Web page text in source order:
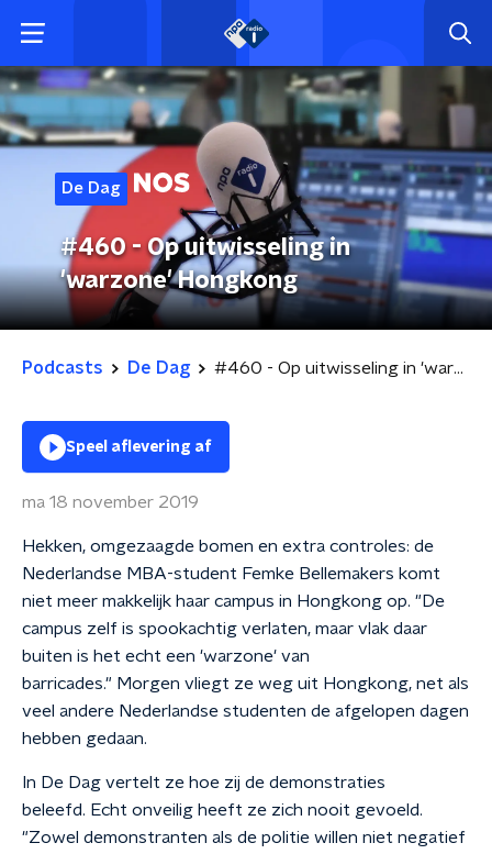
De Dag
#460 - Op uitwisseling in
'warzone' Hongkong
Podcasts De Dag #460 - Op uitwisseling in 'warzone' Hongkong
Speel aflevering af
ma 18 november 2019
Hekken, omgezaagde bomen en extra controles: de
Nederlandse MBA-student Femke Bellemakers komt
niet meer makkelijk haar campus in Hongkong op. "De
campus zelf is spookachtig verlaten, maar vlak daar
buiten is het echt een 'warzone' van
barricades." Morgen vliegt ze weg uit Hongkong, net als
veel andere Nederlandse studenten de afgelopen dagen
hebben gedaan.
In De Dag vertelt ze hoe zij de demonstraties
beleefd. Echt onveilig heeft ze zich nooit gevoeld.
"Zowel demonstranten als de politie willen niet negatief